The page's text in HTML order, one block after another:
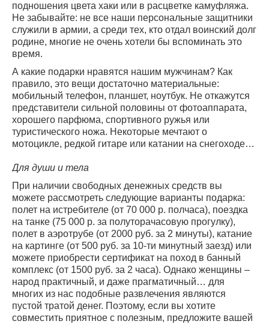
подношения цвета хаки или в расцветке камуфляжа.
Не забывайте: не все наши персональные защитники
служили в армии, а среди тех, кто отдал воинский долг
родине, многие не очень хотели бы вспоминать это
время.
А какие подарки нравятся нашим мужчинам? Как
правило, это вещи достаточно материальные:
мобильный телефон, планшет, ноутбук. Не откажутся
представители сильной половины от фотоаппарата,
хорошего парфюма, спортивного ружья или
туристического ножа. Некоторые мечтают о
мотоцикле, редкой гитаре или катании на снегоходе…
Для души и тела
При наличии свободных денежных средств вы
можете рассмотреть следующие варианты подарка:
полет на истребителе (от 70 000 р. полчаса), поездка
на танке (75 000 р. за полуторачасовую прогулку),
полет в аэротрубе (от 2000 руб. за 2 минуты), катание
на картинге (от 500 руб. за 10-ти минутный заезд) или
можете приобрести сертификат на поход в банный
комплекс (от 1500 руб. за 2 часа). Однако женщины –
народ практичный, и даже прагматичный… для
многих из нас подобные развлечения являются
пустой тратой денег. Поэтому, если вы хотите
совместить приятное с полезным, предложите вашей